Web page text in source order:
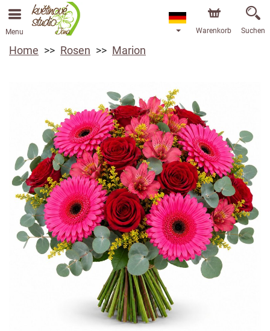
Menu Warenkorb Suchen
Home Rosen Marion